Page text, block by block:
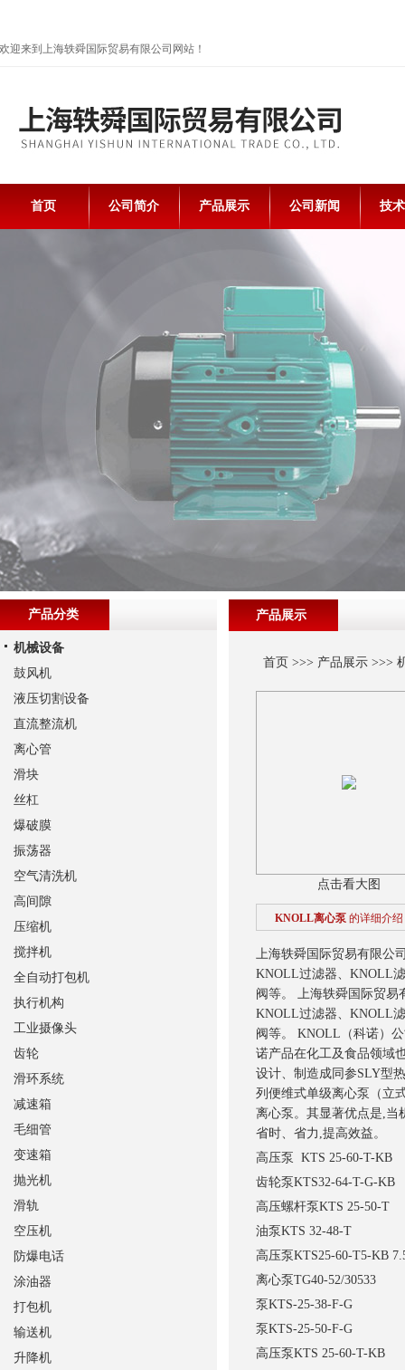
欢迎来到上海轶舜国际贸易有限公司网站！
首页 公司简介 产品展示 公司新闻 技
产品展示
首页 >>> 产品展示>>>
点击看大图
KNOLL离心泵 的详细介绍
上海轶舜国际贸易有限公
KNOLL过滤器、KNOLL
阀等。 上海轶舜国际贸易
KNOLL过滤器、KNOLL
阀等。
KNOLL（科诺）
诺产品在化工及食
设计、制造成同参SLY型
列便维式单级离心泵（立
离心泵。其显著优点是,当
省时、省力,提高效益。
高压泵 KTS 25-60-T-KB
齿轮泵KTS32-64-T-G-KB
高压螺杆泵KTS 25-50-T
油泵KTS 32-48-T
高压泵KTS25-60-T5-KB
离心泵TG40-52/30533
泵KTS-25-38-F-G
泵KTS-25-50-F-G
高压泵KTS 25-60-T-KB
产品分类
机械设备
鼓风机
液压切割设备
直流整流机
离心管
滑块
丝杠
爆破膜
振荡器
空气清洗机
高间隙
压缩机
搅拌机
全自动打包机
执行机构
工业摄像头
齿轮
滑环系统
减速箱
毛细管
变速箱
抛光机
滑轨
空压机
防爆电话
涂油器
打包机
输送机
升降机